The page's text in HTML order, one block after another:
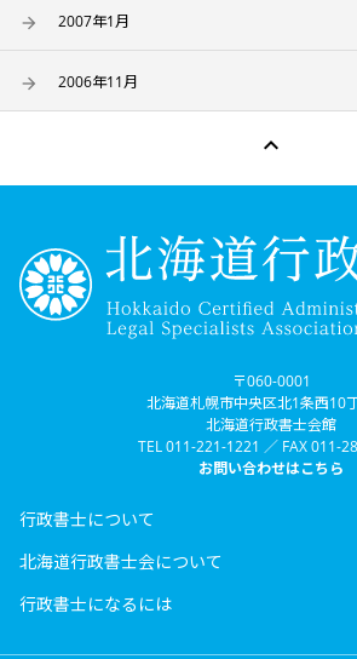
2007年1月
2006年11月

〒060-0001
北海道札幌市中央区北1条西10
北海道行政書士会館
TEL 011-221-1221 ／ FAX 011-
お問い合わせはこちら
行政書士について
北海道行政書士会について
行政書士になるには